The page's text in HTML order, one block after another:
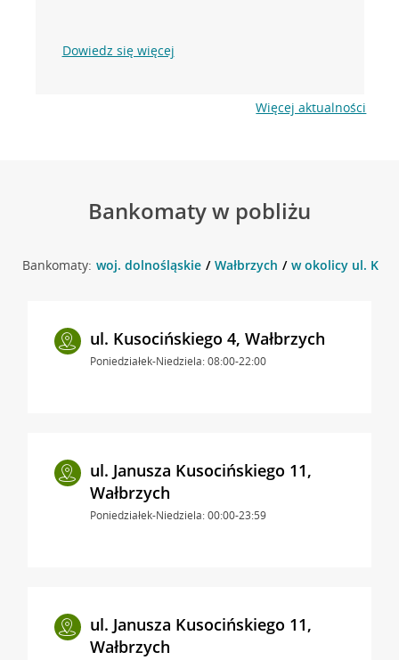
Dowiedz się więcej
Więcej aktualności
Bankomaty w pobliżu
Bankomaty: woj. dolnośląskie Wałbrzych w okolicy ul.
ul. Kusocińskiego 4, Wałbrzych
Poniedziałek-Niedziela: 08:00-22:00
ul. Janusza Kusocińskiego 11,
Wałbrzych
Poniedziałek-Niedziela: 00:00-23:59
ul. Janusza Kusocińskiego 11,
Wałbrzych